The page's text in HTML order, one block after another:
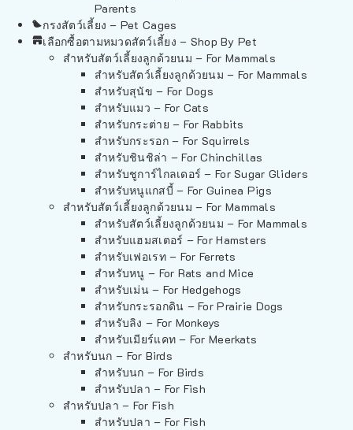
Parents
กรงสัตว์เลี้ยง – Pet Cages
เลือกซื้อตามหมวดสัตว์เลี้ยง – Shop By Pet
สำหรับสัตว์เลี้ยงลูกด้วยนม – For Mammals
สำหรับสัตว์เลี้ยงลูกด้วยนม – For Mammals
สำหรับสุนัข – For Dogs
สำหรับแมว – For Cats
สำหรับกระต่าย – For Rabbits
สำหรับกระรอก – For Squirrels
สำหรับชินชิล่า – For Chinchillas
สำหรับชูการ์ไกลเดอร์ – For Sugar Gliders
สำหรับหนูแกสบี้ – For Guinea Pigs
สำหรับสัตว์เลี้ยงลูกด้วยนม – For Mammals
สำหรับสัตว์เลี้ยงลูกด้วยนม – For Mammals
สำหรับแฮมสเตอร์ – For Hamsters
สำหรับเฟอเรท – For Ferrets
สำหรับหนู – For Rats and Mice
สำหรับเม่น – For Hedgehogs
สำหรับกระรอกดิน – For Prairie Dogs
สำหรับลิง – For Monkeys
สำหรับเมียร์แคท – For Meerkats
สำหรับนก – For Birds
สำหรับนก – For Birds
สำหรับปลา – For Fish
สำหรับปลา – For Fish
สำหรับปลา – For Fish